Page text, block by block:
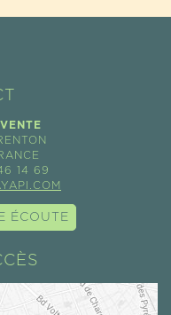
14 69
ÉCOUTE